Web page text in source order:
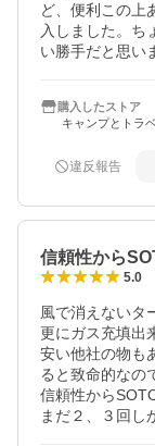
ど、便利この上
入しました。ち
い勝手だと思い
購入したストア
キャンプとトラ
違反報告
信頼性から
5.0
風で消えないタ
更にガス充填出
安い他社の物も
ると致命的なの
信頼性から
まだ２、３回し